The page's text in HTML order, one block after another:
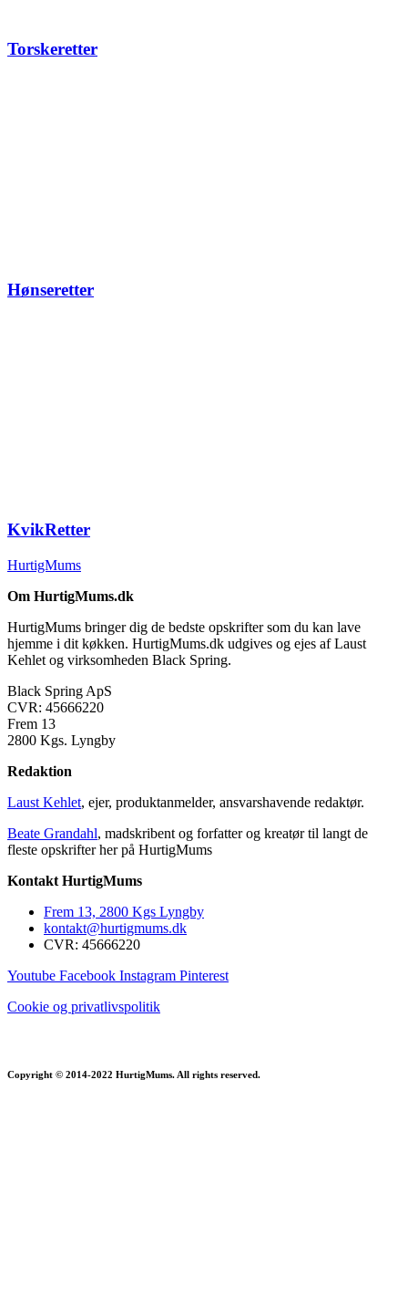
Torskeretter
Hønseretter
KvikRetter
HurtigMums
Om HurtigMums.dk
HurtigMums bringer dig de bedste opskrifter som du kan lave
hjemme i dit køkken. HurtigMums.dk udgives og ejes af Laust
Kehlet og virksomheden Black Spring.
Black Spring ApS
CVR: 45666220
Frem 13
2800 Kgs. Lyngby
Redaktion
Laust Kehlet, ejer, produktanmelder, ansvarshavende redaktør.
Beate Grandahl, madskribent og forfatter og kreatør til langt de
fleste opskrifter her på HurtigMums
Kontakt HurtigMums
Frem 13, 2800 Kgs Lyngby
kontakt@hurtigmums.dk
CVR: 45666220
Youtube Facebook Instagram Pinterest
Cookie og privatlivspolitik
Copyright © 2014-2022 HurtigMums. All rights reserved.